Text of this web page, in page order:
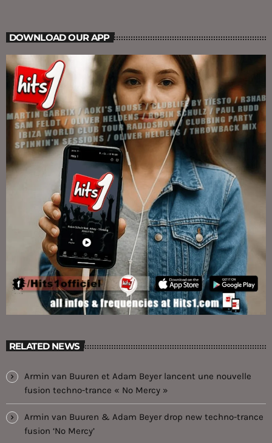
DOWNLOAD OUR APP
RELATED NEWS
Armin van Buuren et Adam Beyer lancent une nouvelle
fusion techno-trance « No Mercy »
Armin van Buuren & Adam Beyer drop new techno-trance
fusion ‘No Mercy’